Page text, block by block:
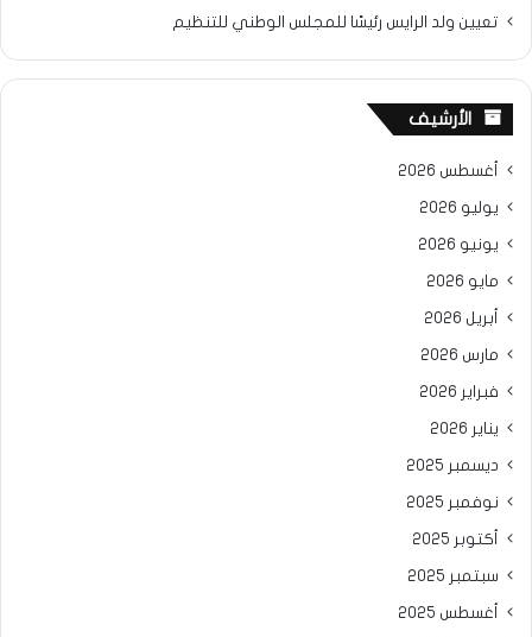
تعيين ولد الرايس رئيسًا للمجلس الوطني للتنظيم
الأرشيف
أغسطس 2026
يوليو 2026
يونيو 2026
مايو 2026
أبريل 2026
مارس 2026
فبراير 2026
يناير 2026
ديسمبر 2025
نوفمبر 2025
أكتوبر 2025
سبتمبر 2025
أغسطس 2025